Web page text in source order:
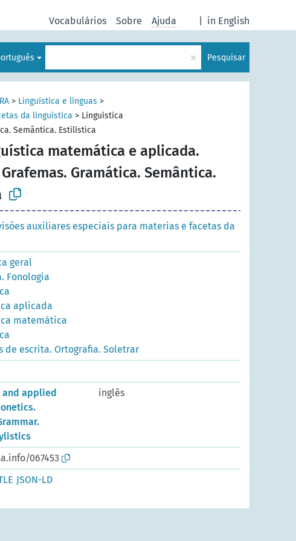
in English
Vocabulários Sobre Ajuda
× Pesquisar
> Linguística e línguas >
da linguística > Linguística
Semântica. Estilística
matemática e aplicada.
Gramática. Semântica.
auxiliares especiais para materias e facetas da
geral
Fonologia
aplicada
matemática
de escrita. Ortografia. Soletrar
applied
inglês
067453
JSON-LD